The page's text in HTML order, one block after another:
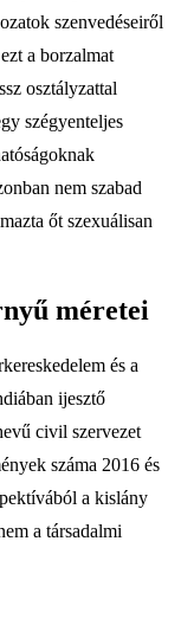
szenvedéseiről
a borzalmat
osztályzattal
szégyenteljes
nem szabad
őt szexuálisan
méretei
és a
ijesztő
civil szervezet
száma 2016 és
a kislány
a társadalmi